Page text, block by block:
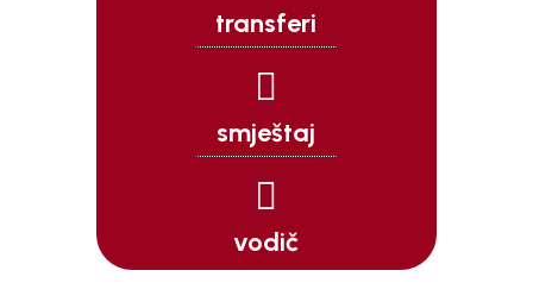
transferi

smještaj

vodič